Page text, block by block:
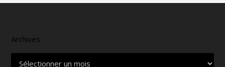
Archives